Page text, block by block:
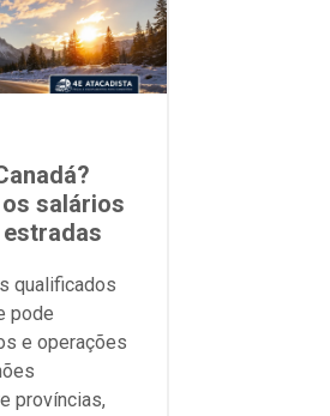
salários
qualificados
pode
e operações
províncias,